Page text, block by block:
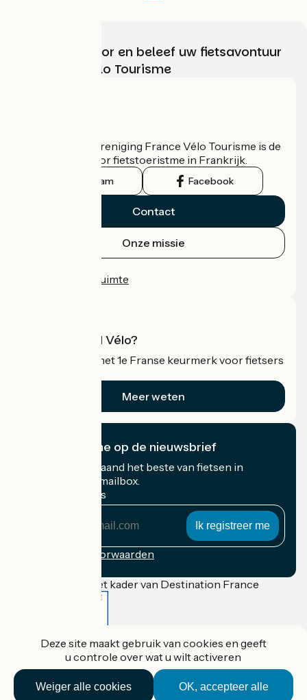
Kies, bereid voor en beleef uw fietsavontuur
met France Vélo Tourisme
De nationale vereniging France Vélo Tourisme is de
officiële gids voor fietstoeristme in Frankrijk.
Instagram Facebook
Contact
Onze missie
Professionele ruimte
Wat is Accueil Vélo?
Accueil Vélo is het 1e Franse keurmerk voor fietsers
Meer weten
Ik abonneer me op de nieuwsbrief
Ontvang elke maand het beste van fietsen in
Frankrijk in uw mailbox.
Mijn e-mailadres
Inschrijvingsvoorwaarden
Gefinancierd in het kader van Destination France
Accueil Vélo Pro
Wettelijke informatie
Contact
Privacy policy
Deze site maakt gebruik van cookies en geeft
u controle over wat u wilt activeren
OK, accepteer alle
Weiger alle cookies